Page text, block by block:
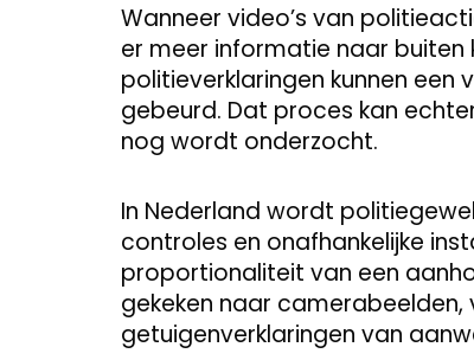
Wanneer video’s van
er meer informatie naar
politieverklaringen kunnen
gebeurd. Dat proces kan
nog wordt onderzocht.
In Nederland wordt
controles en onafhankelijke
proportionaliteit van een
gekeken naar
getuigenverklaringen van